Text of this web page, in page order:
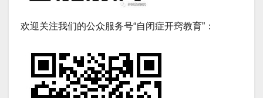
欢迎关注我们的公众服务号“自闭症开窍教育”：